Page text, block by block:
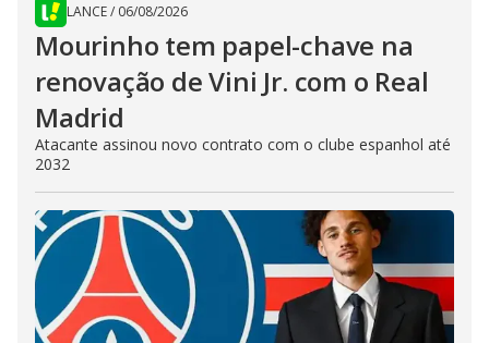
LANCE/ 06/08/2026
Mourinho tem papel-chave na
renovação de Vini Jr. com o Real
Madrid
Atacante assinou novo contrato com o clube espanhol até
2032